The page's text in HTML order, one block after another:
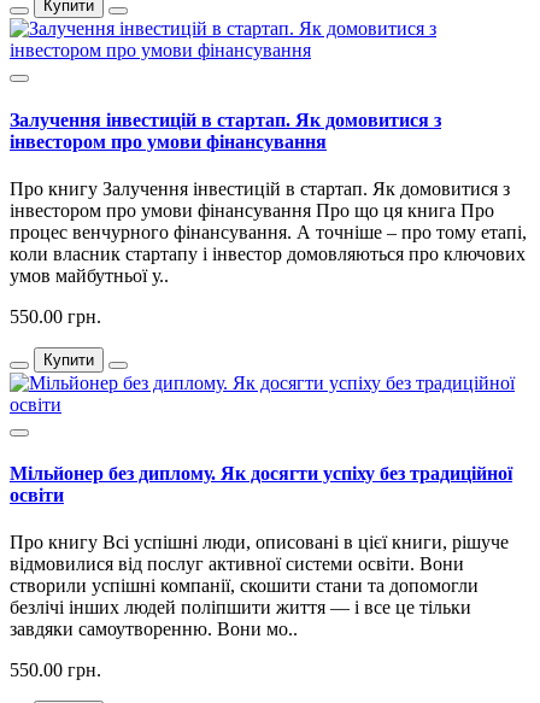
Купити
Залучення інвестицій в стартап. Як домовитися з
інвестором про умови фінансування
Про книгу Залучення інвестицій в стартап. Як домовитися з
інвестором про умови фінансування Про що ця книга Про
процес венчурного фінансування. А точніше – про тому етапі,
коли власник стартапу і інвестор домовляються про ключових
умов майбутньої у..
550.00 грн.
Купити
Мільйонер без диплому. Як досягти успіху без традиційної
освіти
Про книгу Всі успішні люди, описовані в цієї книги, рішуче
відмовилися від послуг активної системи освіти. Вони
створили успішні компанії, скошити стани та допомогли
безлічі інших людей поліпшити життя — і все це тільки
завдяки самоутворенню. Вони мо..
550.00 грн.